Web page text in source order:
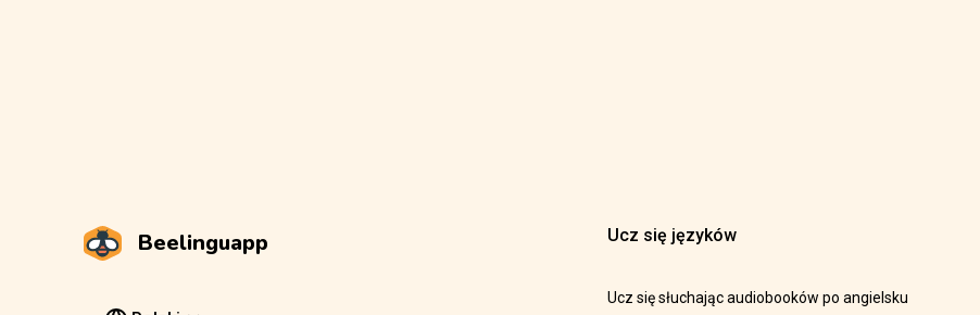
Beelinguapp Ucz się języków
Ucz się słuchając audiobooków po angielsku